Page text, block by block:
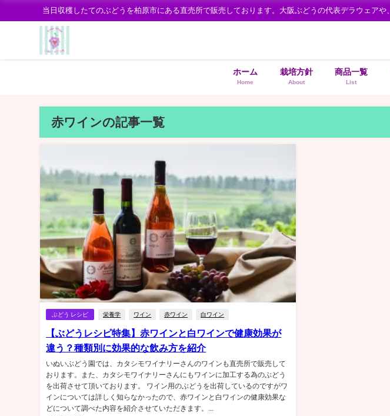
当日収穫したてのぶどうを柏原市にある直売所で販売しております。大阪ぶどうの代表デラウェア
ホーム
Home
栽培方針
About
商品一覧
List
赤ワインの記事一覧
ぶどう レシピ 栄養学 ワイン 赤ワイン 白ワイン
【ぶどうレシピ特集】赤ワインと白ワインで健康効果が
違う？種類別に効果的な飲み方を紹介
いぬいぶどう園では、カタシモワイナリーさんのワインも直売所で販売して
おります。また、カタシモワイナリーさんにもワインに加工する為のぶどう
を出荷させて頂いております。 ワイン用のぶどうを出荷しているのですがワ
インについては詳しく知らなかったので、赤ワインと白ワインの健康効果な
どについて調べた内容を紹介させていただきます。...